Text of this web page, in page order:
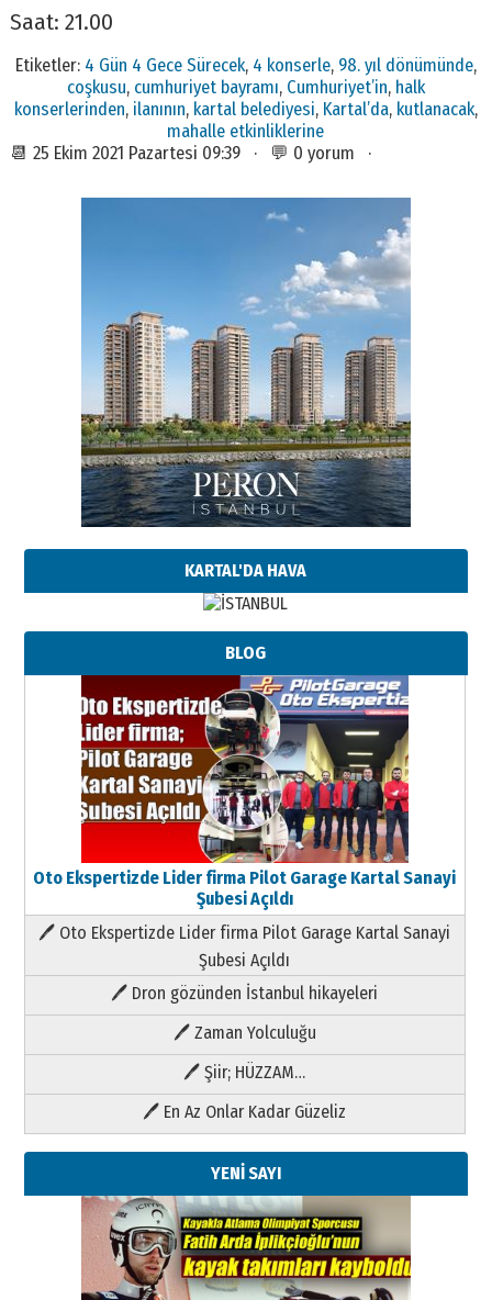
Saat: 21.00
Etiketler: 4 Gün 4 Gece Sürecek, 4 konserle, 98. yıl dönümünde,
coşkusu, cumhuriyet bayramı, Cumhuriyet’in, halk
konserlerinden, ilanının, kartal belediyesi, Kartal’da, kutlanacak,
mahalle etkinliklerine
📆 25 Ekim 2021 Pazartesi 09:39 · 💬 0 yorum ·
KARTAL'DA HAVA
BLOG
Oto Ekspertizde Lider firma Pilot Garage Kartal Sanayi
Şubesi Açıldı
🖊 Oto Ekspertizde Lider firma Pilot Garage Kartal Sanayi
Şubesi Açıldı
🖊 Dron gözünden İstanbul hikayeleri
🖊 Zaman Yolculuğu
🖊 Şiir; HÜZZAM…
🖊 En Az Onlar Kadar Güzeliz
YENİ SAYI